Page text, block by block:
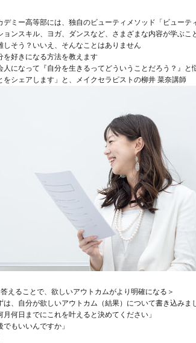
デミー高等部には、独自のビューティメソッド「ビュー
ョンスキル、ヨガ、ダンスなど、さまざまな内容が学ぶこ
そう？いいえ、そんなことはありません
を好きになる方法を教えます
人になって『自分を生きるってどういうことだろう？』と
をシェアします」と、メイクセラピストの柳井 菜奈講師
えることで、欲しいアウトカムがより明確になる ＞
は、自分が欲しいアウトカム（結果）について書き込みま
月何日までにこれを叶える と決めてください」
でもいいんですか 」